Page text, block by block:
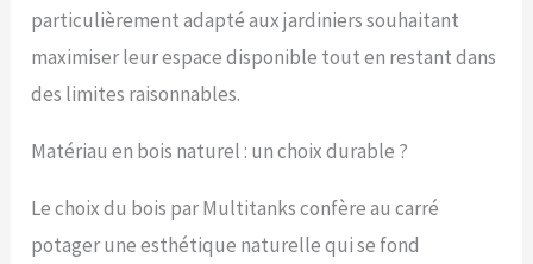
particulièrement adapté aux jardiniers souhaitant
maximiser leur espace disponible tout en restant dans
des limites raisonnables.
Matériau en bois naturel : un choix durable ?
Le choix du bois par Multitanks confère au carré
potager une esthétique naturelle qui se fond